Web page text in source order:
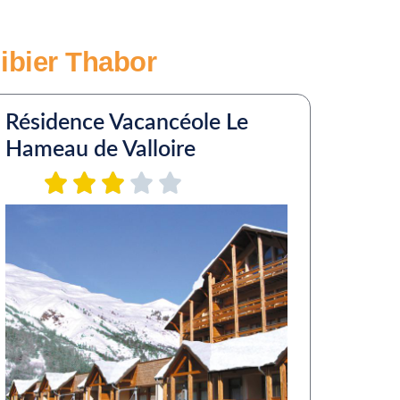
Thabor
Résidence Vacancéole Le
Hameau de Valloire